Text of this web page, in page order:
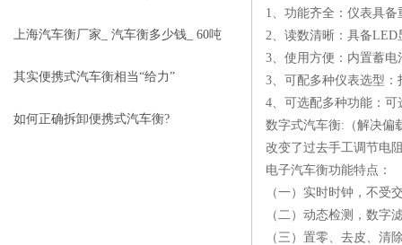
上海汽车衡厂家_ 汽车衡多少钱_ 60吨
电子汽车衡
其实便携式汽车衡相当“给力”
如何正确拆卸便携式汽车衡?
1、功能齐全：仪表具
2、读数清晰：具备
3、使用方便：内置蓄
3、可配多种仪表选型
4、可选配多种功能：
数字式汽车衡:（解决偏
改变了过去手工调节电
电子汽车衡功能特点：
（一）实时时钟，不受
（二）动态检测，数字
（三）置零、去皮、清